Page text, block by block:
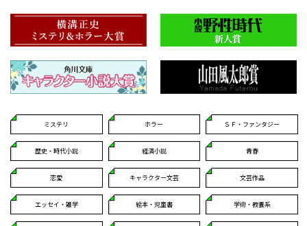
ミステリ ホラー ＳＦ・ファンタジー
歴史・時代小説 経済小説 青春
恋愛 キャラクター文芸 文芸作品
エッセイ・雑学 絵本・児童書 学術・教養系